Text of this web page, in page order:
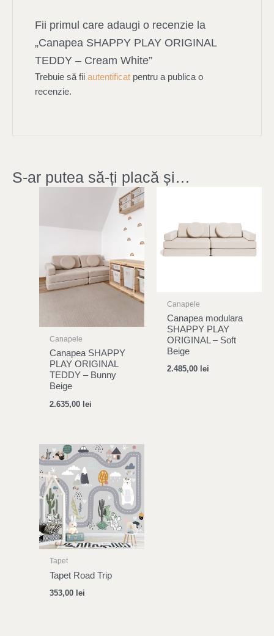
Fii primul care adaugi o recenzie la
„Canapea SHAPPY PLAY ORIGINAL
TEDDY – Cream White”
Trebuie să fiiautentificat pentru a publica o
recenzie.
S-ar putea să-ți placă și…
Canapele
Canapea SHAPPY
PLAY ORIGINAL
TEDDY – Bunny
Beige
2.635,00 lei
Canapele
Canapea modulara
SHAPPY PLAY
ORIGINAL – Soft
Beige
2.485,00 lei
Tapet
Tapet Road Trip
353,00 lei